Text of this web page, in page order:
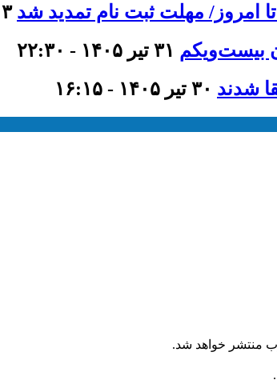
۰۳ مرداد
بیست‌ویکم ۳۱ تیر ۱۴۰۵ - ۲۲:۳۰
۳۰ تیر ۱۴۰۵ - ۱۶:۱۵
منتشر خواهد شد.